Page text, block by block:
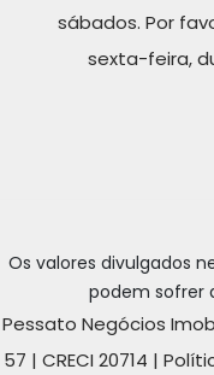
sábados. Por
sexta-feira,
Os valores divulgados
podem sofrer
Pessato Negócios
57 | CRECI 20714 |